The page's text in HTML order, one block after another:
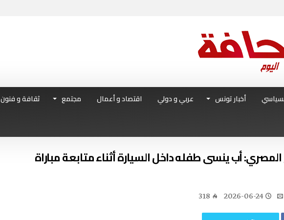
أخبار تونس عربي و دولي اقتصاد و أعمال مجتمع ثقافة و فنون
أب ينسى طفله داخل السيارة أثناء متابعة مباراة
2026-06-24
318